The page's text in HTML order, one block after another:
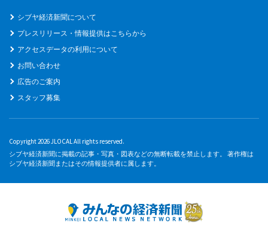
シブヤ経済新聞について
プレスリリース・情報提供はこちらから
アクセスデータの利用について
お問い合わせ
広告のご案内
スタッフ募集
Copyright 2026 JLOCAL All rights reserved.
シブヤ経済新聞に掲載の記事・写真・図表などの無断転載を禁止します。 著作権は
シブヤ経済新聞またはその情報提供者に属します。